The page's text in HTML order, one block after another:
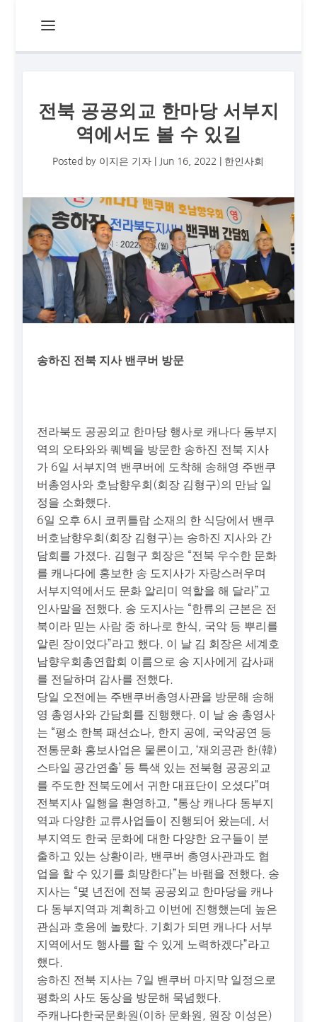
전북 공공외교 한마당 서부지
역에서도 볼 수 있길
Posted by 이지은 기자 Jun 16, 2022 한인사회
송하진 전북 지사 밴쿠버 방문
전라북도 공공외교 한마당 행사로 캐나다 동부지
역의 오타와와 퀘벡을 방문한 송하진 전북 지사
가 6일 서부지역 밴쿠버에 도착해 송해영 주밴쿠
버총영사와 호남향우회(회장 김형구)의 만남 일
정을 소화했다.
6일 오후 6시 코퀴틀람 소재의 한 식당에서 밴쿠
버호남향우회(회장 김형구)는 송하진 지사와 간
담회를 가졌다. 김형구 회장은 “전북 우수한 문화
를 캐나다에 홍보한 송 도지사가 자랑스러우며
서부지역에서도 문화 알리미 역할을 해 달라”고
인사말을 전했다. 송 도지사는 “한류의 근본은 전
북이라 믿는 사람 중 하나로 한식, 국악 등 뿌리를
알린 장이었다”라고 했다. 이 날 김 회장은 세계호
남향우회총연합회 이름으로 송 지사에게 감사패
를 전달하며 감사를 전했다.
당일 오전에는 주밴쿠버총영사관을 방문해 송해
영 총영사와 간담회를 진행했다. 이 날 송 총영사
는 “평소 한복 패션쇼나, 한지 공예, 국악공연 등
전통문화 홍보사업은 물론이고, ‘재외공관 한(韓)
스타일 공간연출’ 등 특색 있는 전북형 공공외교
를 주도한 전북도에서 귀한 대표단이 오셨다”며
전북지사 일행을 환영하고, “통상 캐나다 동부지
역과 다양한 교류사업들이 진행되어 왔는데, 서
부지역도 한국 문화에 대한 다양한 요구들이 분
출하고 있는 상황이라, 밴쿠버 총영사관과도 협
업을 할 수 있기를 희망한다”는 바램을 전했다. 송
지사는 “몇 년전에 전북 공공외교 한마당을 캐나
다 동부지역과 계획하고 이번에 진행했는데 높은
관심과 호응에 놀랐다. 기회가 되면 캐나다 서부
지역에서도 행사를 할 수 있게 노력하겠다”라고
했다.
송하진 전북 지사는 7일 밴쿠버 마지막 일정으로
평화의 사도 동상을 방문해 묵념했다.
주캐나다한국문화원(이하 문화원, 원장 이성은)